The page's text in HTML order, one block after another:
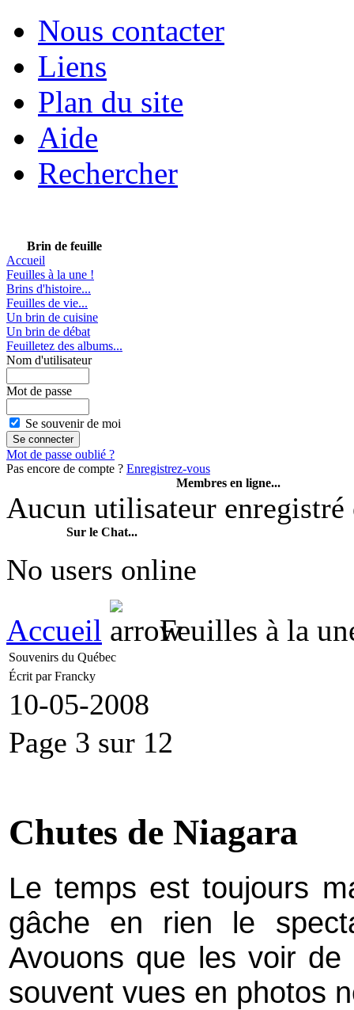
Nous contacter
Liens
Plan du site
Aide
Rechercher
Brin de feuille
Accueil
Feuilles à la une !
Brins d'histoire...
Feuilles de vie...
Un brin de cuisine
Un brin de débat
Feuilletez des albums...
Nom d'utilisateur
Mot de passe
Se souvenir de moi
Mot de passe oublié ?
Pas encore de compte ? Enregistrez-vous
Membres en ligne...
Aucun utilisateur enregistré
Sur le Chat...
No users online
Accueil Feuilles à la
Souvenirs du Québec
Écrit par Francky
10-05-2008
Page 3 sur 12
Chutes de Niagara
Le temps est toujours
gâche en rien le
Avouons que les voir
souvent vues en photos